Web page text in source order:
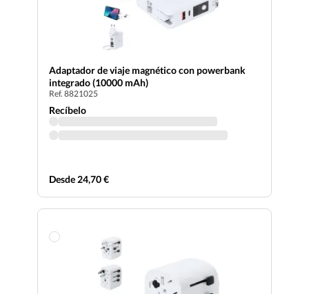
Adaptador de viaje magnético con powerbank
integrado (10000 mAh)
Ref. 8821025
Recíbelo
Desde 24,70 €